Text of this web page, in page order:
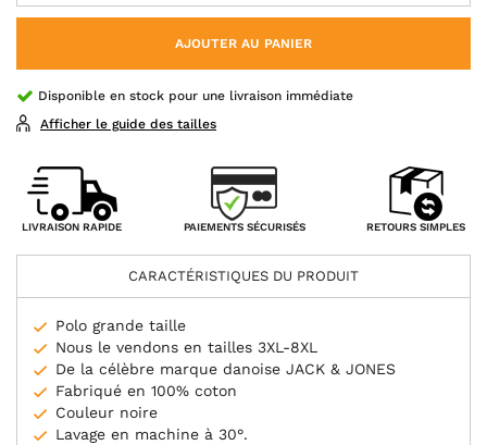
AJOUTER AU PANIER
Disponible en stock pour une livraison immédiate
Afficher le guide des tailles
LIVRAISON RAPIDE PAIEMENTS SÉCURISÉS RETOURS SIMPLES
CARACTÉRISTIQUES DU PRODUIT
Polo grande taille
Nous le vendons en tailles 3XL-8XL
De la célèbre marque danoise JACK & JONES
Fabriqué en 100% coton
Couleur noire
Lavage en machine à 30°.